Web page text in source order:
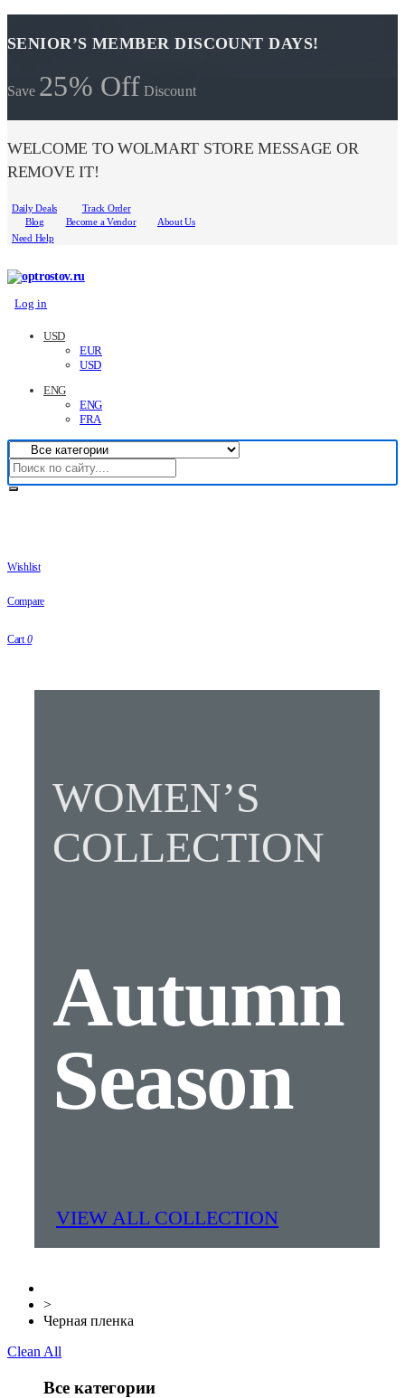
SENIOR’S MEMBER DISCOUNT DAYS!
Save 25% Off Discount
WELCOME TO WOLMART STORE MESSAGE OR
REMOVE IT!
Daily Deals
Track Order
Blog
Become a Vendor
About Us
Need Help
Log in
USD
EUR
USD
ENG
ENG
FRA
Wishlist
Compare
Cart 0
WOMEN’S
COLLECTION
Autumn
Season
VIEW ALL COLLECTION
>
Черная пленка
Clean All
Все категории